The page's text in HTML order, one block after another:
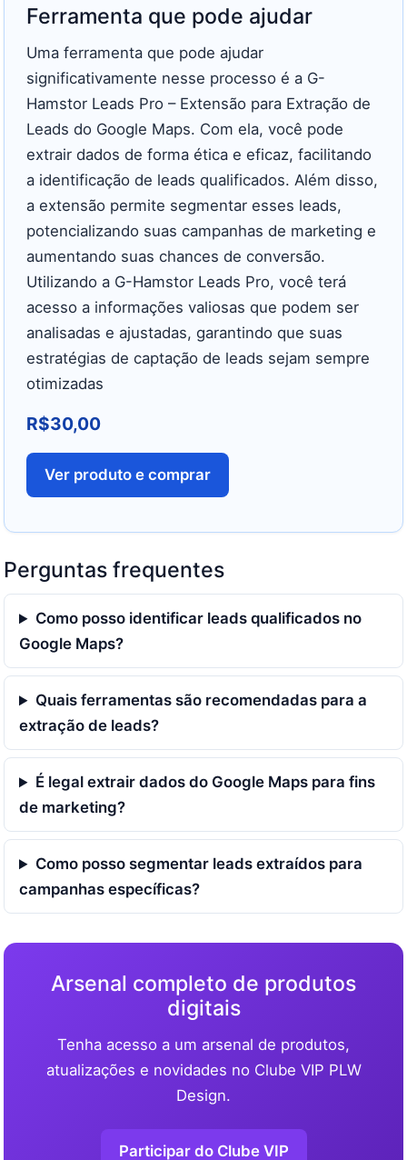
Ferramenta que pode ajudar
Uma ferramenta que pode ajudar
significativamente nesse processo é a G-
Hamstor Leads Pro – Extensão para Extração de
Leads do Google Maps. Com ela, você pode
extrair dados de forma ética e eficaz, facilitando
a identificação de leads qualificados. Além disso,
a extensão permite segmentar esses leads,
potencializando suas campanhas de marketing e
aumentando suas chances de conversão.
Utilizando a G-Hamstor Leads Pro, você terá
acesso a informações valiosas que podem ser
analisadas e ajustadas, garantindo que suas
estratégias de captação de leads sejam sempre
otimizadas
R$30,00
Ver produto e comprar
Perguntas frequentes
Como posso identificar leads qualificados no
Google Maps?
Quais ferramentas são recomendadas para a
extração de leads?
É legal extrair dados do Google Maps para fins
de marketing?
Como posso segmentar leads extraídos para
campanhas específicas?
Arsenal completo de produtos
digitais
Tenha acesso a um arsenal de produtos,
atualizações e novidades no Clube VIP PLW
Design.
Participar do Clube VIP